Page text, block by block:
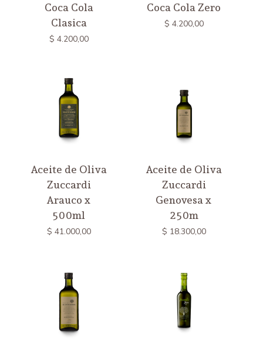
Coca Cola
Clasica
$ 4.200,00
Coca Cola Zero
$ 4.200,00
Aceite de Oliva
Zuccardi
Arauco x
500ml
$ 41.000,00
Aceite de Oliva
Zuccardi
Genovesa x
250m
$ 18.300,00